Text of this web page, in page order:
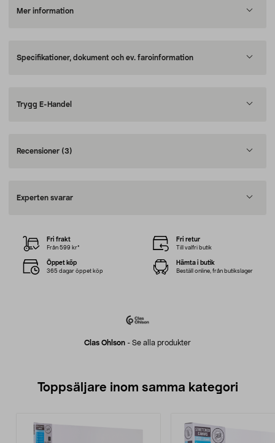
Mer information
Specifikationer, dokument och ev. faroinformation
Trygg E-Handel
Recensioner (3)
Experten svarar
Clas Ohlson - Se alla produkter
Fri frakt
Från 599 kr*
Fri retur
Till valfri butik
Öppet köp
365 dagar öppet köp
Hämta i butik
Beställ online, från butikslager
Toppsäljare inom samma kategori